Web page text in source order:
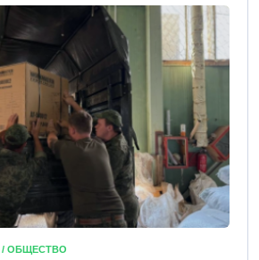
/ ОБЩЕСТВО